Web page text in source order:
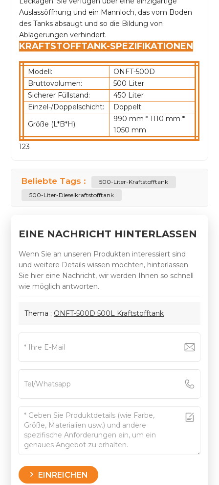
Auslassöffnung und ein Mannloch, das vom Boden
des Tanks absaugt und so die Bildung von
Ablagerungen verhindert.
KRAFTSTOFFTANK-SPEZIFIKATIONEN
Modell:
ONFT-500D
Bruttovolumen:
500 Liter
Sicherer Füllstand:
450 Liter
Einzel-/Doppelschicht:
Doppelt
Größe (L*B*H):
990 mm * 1110 mm *
1050 mm
123
Beliebte Tags :
500-Liter-Kraftstofftank
500-Liter-Dieselkraftstofftank
EINE NACHRICHT HINTERLASSEN
Wenn Sie an unseren Produkten interessiert sind
und weitere Details wissen möchten, hinterlassen
Sie hier eine Nachricht, wir werden Ihnen so schnell
wie möglich antworten.
Thema : ONFT-500D 500L Kraftstofftank
EINREICHEN